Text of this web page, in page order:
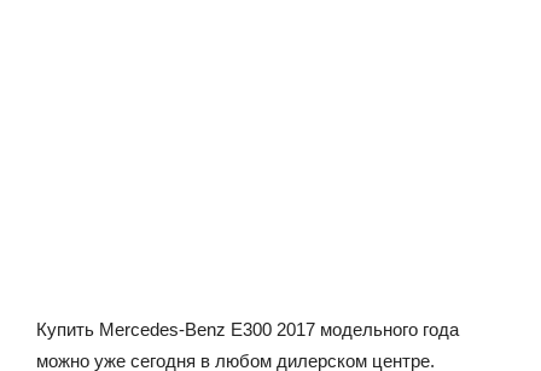
Купить Mercedes-Benz Е300 2017 модельного года
можно уже сегодня в любом дилерском центре.